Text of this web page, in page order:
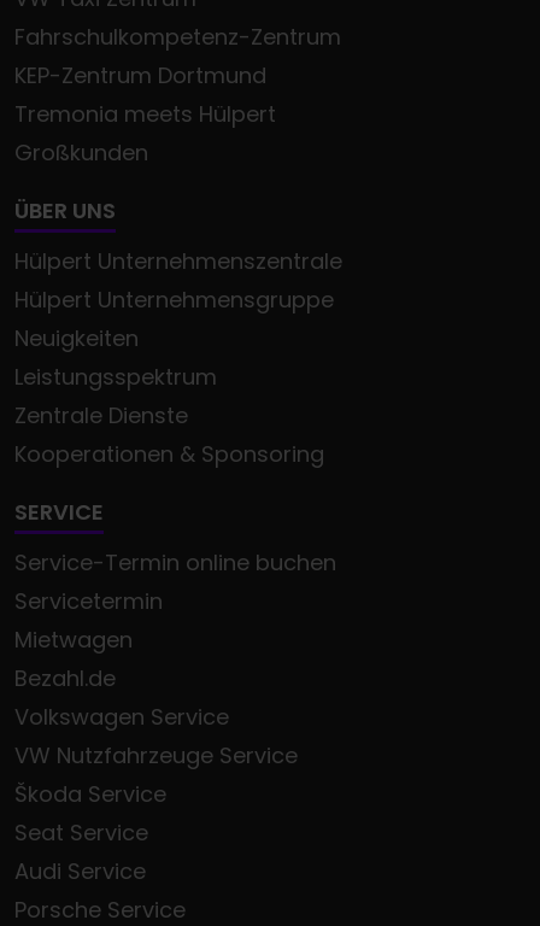
Fahrschulkompetenz-Zentrum
KEP-Zentrum Dortmund
Tremonia meets Hülpert
Großkunden
ÜBER UNS
Hülpert Unternehmenszentrale
Hülpert Unternehmensgruppe
Neuigkeiten
Leistungsspektrum
Zentrale Dienste
Kooperationen & Sponsoring
SERVICE
Service-Termin online buchen
Servicetermin
Mietwagen
Bezahl.de
Volkswagen Service
VW Nutzfahrzeuge Service
Škoda Service
Seat Service
Audi Service
Porsche Service